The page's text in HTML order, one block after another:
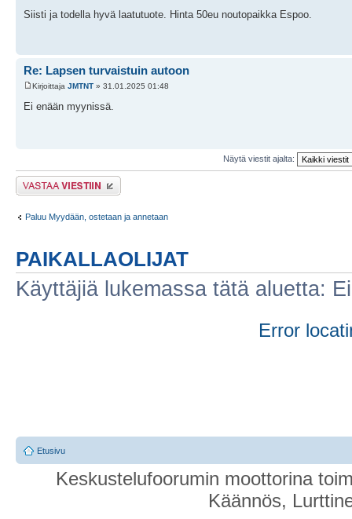
Siisti ja todella hyvä laatutuote. Hinta 50eu noutopaikka Espoo.
Re: Lapsen turvaistuin autoon
Kirjoittaja JMTNT » 31.01.2025 01:48
Ei enään myynissä.
Näytä viestit ajalta:
Lähetä vastaus
Paluu Myydään, ostetaan ja annetaan
PAIKALLAOLIJAT
Käyttäjiä lukemassa tätä aluetta:
Error
Etusivu
Keskustelufoorumin moottorina
Käännös,